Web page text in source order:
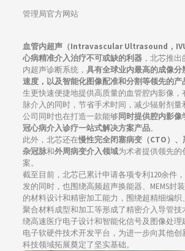
国家药品
管理局官方网站
血管内超声（Intravascular Ultrasound，
心病精准介入治疗不可或缺的利器，北芯推出
内超声诊断系统， 具有全球业内最高的成像分
速度，以及智能化图像配准和分割等领先的产
生更快速便捷地提供高质量的血管腔内影像，
脉介入的同时，节省手术时间，减少辐射剂量
公司同时也在打造一款能够同时提供腔内影
冠心病介入诊疗一站式解决方案产品。
此外，北芯还在慢性完全闭塞病变（CTO） 、
杂冠脉和外周病变介入领域为术者提供领先的
案。
截至目前，北芯已累计申请各项专利120余件
发的同时，也围绕高频超声换能器、MEMS封
的材料设计和精密加工能力，围绕超精细编织
聚合材料成型和加工等形成了精密介入导管技
绕高速医疗电子设计和智能化信号及图像处理
电子软硬件技术开发平台，为进一步向其他创
科技领域拓展奠定了坚实基础。